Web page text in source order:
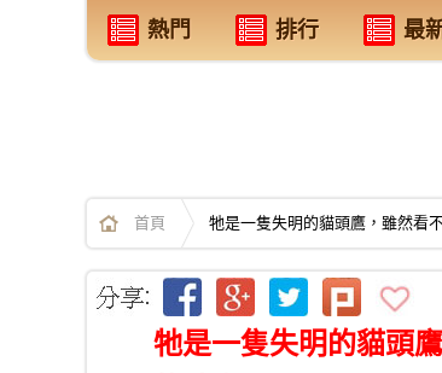
熱門 排行 最
首頁 牠是一隻失明的貓頭鷹，雖然看
牠是一隻失明的貓頭